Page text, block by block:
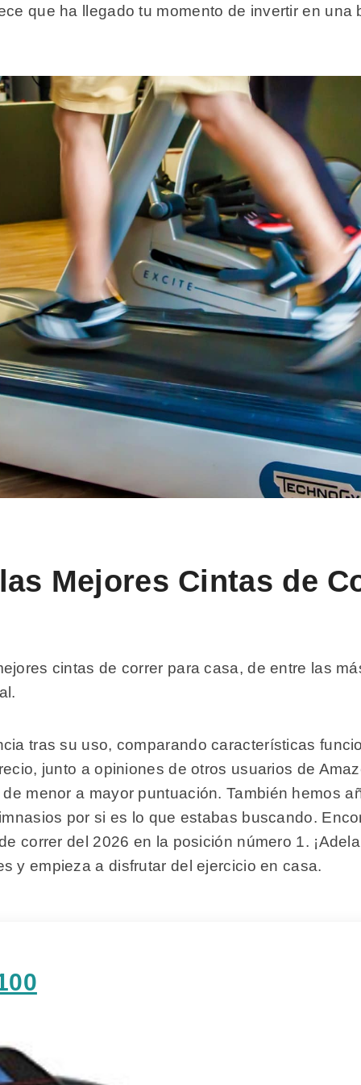
que ha llegado tu momento de invertir en una
Mejores Cintas de
cintas de correr para casa, de entre las
tras su uso, comparando características
junto a opiniones de otros usuarios de
menor a mayor puntuación. También hemos
por si es lo que estabas buscando.
correr del 2026 en la posición número 1.
y empieza a disfrutar del ejercicio en casa.